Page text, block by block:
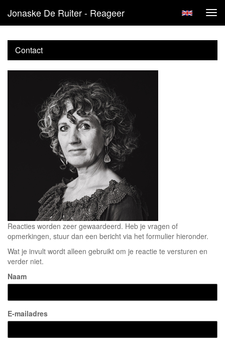
Jonaske De Ruiter - Reageer
Contact
Reacties worden zeer gewaardeerd. Heb je vragen of
opmerkingen, stuur dan een bericht via het formulier hieronder.
Wat je invult wordt alleen gebruikt om je reactie te versturen en
verder niet.
Naam
E-mailadres